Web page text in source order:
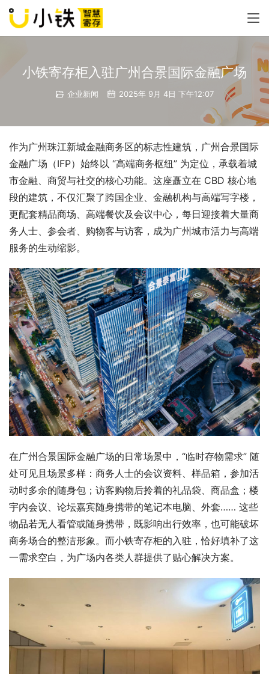
小铁寄存柜入驻广州合景国际金融广场
企业新闻 2025年 9月 4日 下午12:07
作为广州珠江新城金融商务区的标志性建筑，广州合景国际
金融广场（IFP）始终以 “高端商务枢纽” 为定位，承载着城
市金融、商贸与社交的核心功能。这座矗立在 CBD 核心地
段的建筑，不仅汇聚了跨国企业、金融机构与高端写字楼，
更配套精品商场、高端餐饮及会议中心，每日迎接着大量商
务人士、参会者、购物客与访客，成为广州城市活力与高端
服务的生动缩影。
在广州合景国际金融广场的日常场景中，“临时存物需求” 随
处可见且场景多样：商务人士的会议资料、样品箱，参加活
动时多余的随身包；访客购物后拎着的礼品袋、商品盒；楼
宇内会议、论坛嘉宾随身携带的笔记本电脑、外套…… 这些
物品若无人看管或随身携带，既影响出行效率，也可能破坏
商务场合的整洁形象。而小铁寄存柜的入驻，恰好填补了这
一需求空白，为广场内各类人群提供了贴心解决方案。